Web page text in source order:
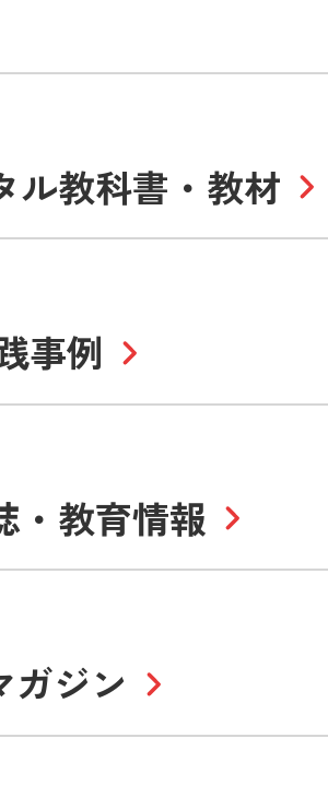
算数
美術
／工芸
情報
ル教科書・教材
6年度版小学校・
7年度版中学校 デジ
ートサイト
3年度版中学校 デジ
サポートサイト
入門
事例
（国語） 社会
・教育情報
般
情報
ガジン